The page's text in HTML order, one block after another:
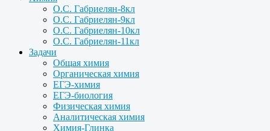
О.С. Габриелян-8кл
О.С. Габриелян-9кл
О.С. Габриелян-10кл
О.С. Габриелян-11кл
Задачи
Общая химия
Органическая химия
ЕГЭ-химия
ЕГЭ-биология
Физическая химия
Аналитическая химия
Химия-Глинка